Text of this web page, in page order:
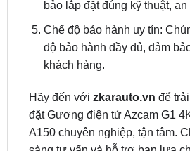
độ bảo hành đầy đủ, đảm
khách hàng.
Hãy đến vớizkarauto.vn
A150 chuyên nghiệp, tận tâm.
sàng tư vấn và hỗ trợ bạn lựa
hợp nhất với nhu cầu của mình!